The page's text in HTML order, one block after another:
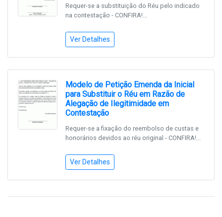
Requer-se a substituição do Réu pelo indicado
na contestação - CONFIRA!...
Ver Detalhes
Modelo de Petição Emenda da Inicial
para Substituir o Réu em Razão de
Alegação de Ilegitimidade em
Contestação
Requer-se a fixação do reembolso de custas e
honorários devidos ao réu original - CONFIRA!...
Ver Detalhes